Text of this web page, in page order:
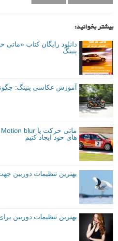
بیشتر بخوانید:
دانلود رایگان کتاب
پنینگ
آموزش عکاسی پنینگ:
های خود ایجاد کنیم
بهترین تنظیمات دوربین
بهترین تنظیمات دوربین